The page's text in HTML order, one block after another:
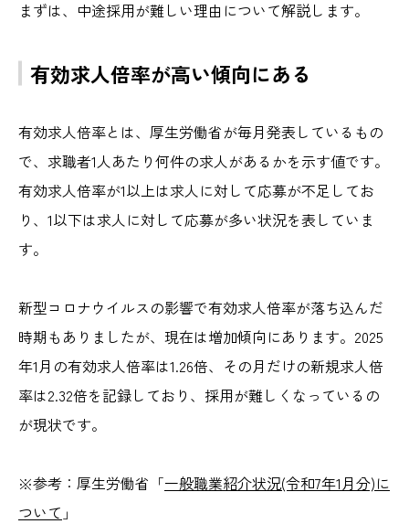
まずは、中途採用が難しい理由について解説します。
有効求人倍率が高い傾向にある
有効求人倍率とは、厚生労働省が毎月発表しているもの
で、求職者1人あたり何件の求人があるかを示す値です。
有効求人倍率が1以上は求人に対して応募が不足してお
り、1以下は求人に対して応募が多い状況を表していま
す。
新型コロナウイルスの影響で有効求人倍率が落ち込んだ
時期もありましたが、現在は増加傾向にあります。2025
年1月の有効求人倍率は1.26倍、その月だけの新規求人倍
率は2.32倍を記録しており、採用が難しくなっているの
が現状です。
※参考： 厚生労働省「一般職業紹介状況(令和7年1月分)に
ついて 」